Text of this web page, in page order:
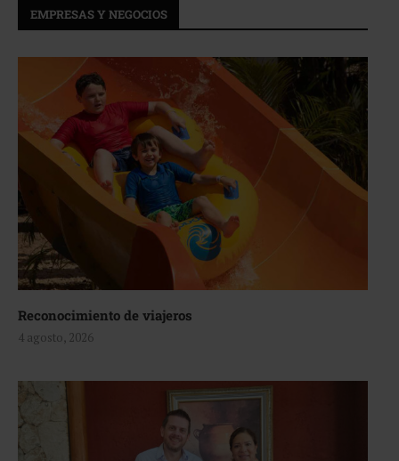
EMPRESAS Y NEGOCIOS
Reconocimiento de viajeros
4 agosto, 2026